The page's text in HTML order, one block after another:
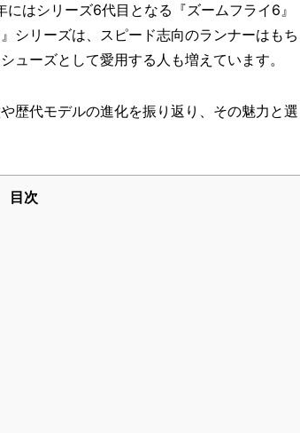
はシリーズ6代目となる『ズームフライ6』
シリーズは、スピード志向のランナーはもち
ューズとして愛用する人も増えています。
歴代モデルの進化を振り返り、その魅力と選
目次